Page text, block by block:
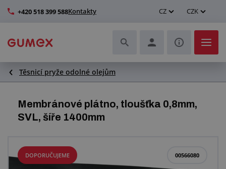
+420 518 399 588Kontakty CZ CZK
Hadice a jejich kompletace
Profily a výroba těsnění
Dopravníkové pásy a montáž
Těsnicí pryže odolné olejům
Membránové plátno, tloušťka 0,8mm,
SVL, šíře 1400mm
00566080
DOPORUČUJEME